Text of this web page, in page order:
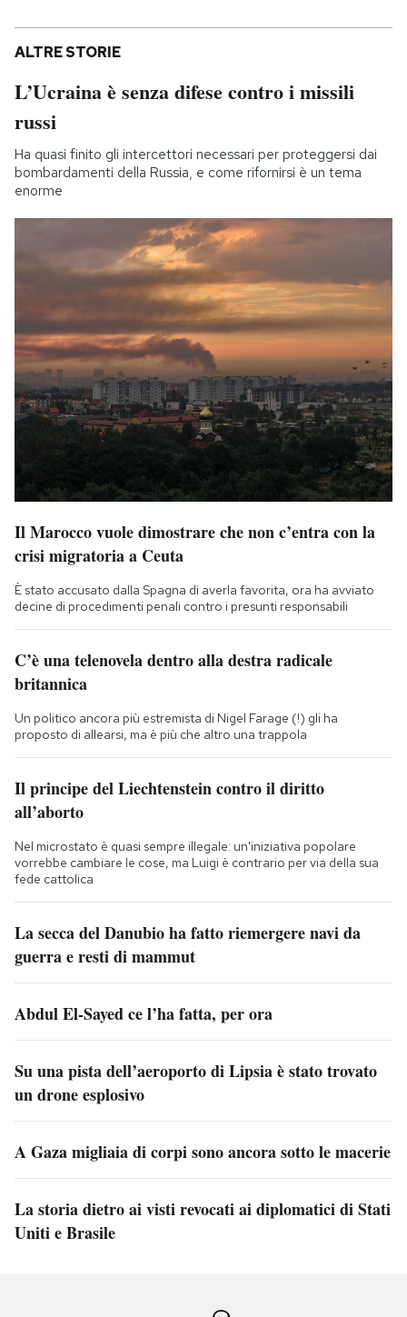
ALTRE STORIE
L’Ucraina è senza difese contro i missili
russi
Ha quasi finito gli intercettori necessari per proteggersi dai
bombardamenti della Russia, e come rifornirsi è un tema
enorme
Il Marocco vuole dimostrare che non c’entra con la
crisi migratoria a Ceuta
È stato accusato dalla Spagna di averla favorita, ora ha avviato
decine di procedimenti penali contro i presunti responsabili
C’è una telenovela dentro alla destra radicale
britannica
Un politico ancora più estremista di Nigel Farage (!) gli ha
proposto di allearsi, ma è più che altro una trappola
Il principe del Liechtenstein contro il diritto
all’aborto
Nel microstato è quasi sempre illegale: un'iniziativa popolare
vorrebbe cambiare le cose, ma Luigi è contrario per via della sua
fede cattolica
La secca del Danubio ha fatto riemergere navi da
guerra e resti di mammut
Abdul El-Sayed ce l’ha fatta, per ora
Su una pista dell’aeroporto di Lipsia è stato trovato
un drone esplosivo
A Gaza migliaia di corpi sono ancora sotto le macerie
La storia dietro ai visti revocati ai diplomatici di Stati
Uniti e Brasile